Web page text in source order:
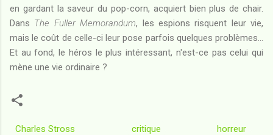
en gardant la saveur du pop-corn, acquiert bien plus de chair.
Dans The Fuller Memorandum, les espions risquent leur vie,
mais le coût de celle-ci leur pose parfois quelques problèmes...
Et au fond, le héros le plus intéressant, n'est-ce pas celui qui
mène une vie ordinaire ?
Charles Stross critique horreur